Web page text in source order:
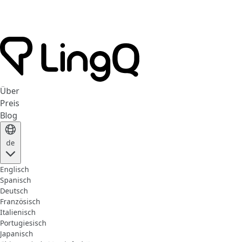
Über
Preis
Blog
de
Englisch
Spanisch
Deutsch
Französisch
Italienisch
Portugiesisch
Japanisch